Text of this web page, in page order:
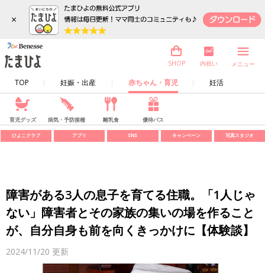
×
TOP 妊娠・出産 赤ちゃん・育児 妊活
SHOP 内祝い メニュー
育児グッズ 病気・予防接種 離乳食 優待パス
ひよこクラブ アプリ SNS キャンペーン 写真スタジオ
障害がある3人の息子を育てる住職。「1人じゃ
ない」障害者とその家族の集いの場を作ること
が、自分自身も前を向くきっかけに【体験談】
2024/11/20 更新